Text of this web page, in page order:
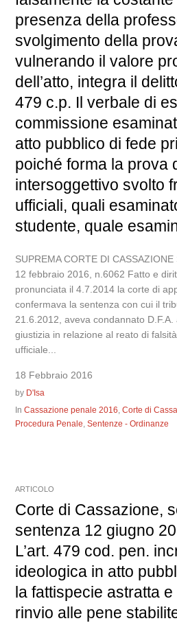
presenza della
svolgimento della
vulnerando il valore
dell’atto, integra il
479 c.p. Il verbale di
commissione
atto pubblico di fede
poiché forma la prova
intersoggettivo svolto
ufficiali, quali
studente, quale
SUPREMA CORTE DI
12 febbraio 2016, n.6062 Fatto e
pronunciata il 4.7.2014 la corte di
confermava la sentenza con cui il
21.6.2012, aveva condannato
giustizia in relazione al reato di
ufficiale...
18 Febbraio 2016
by D'Isa
InCassazione penale 2016,Corte di
Procedura Penale,Sentenze - Ordinanze
ARTICOLO
Corte di Cassazione,
sentenza 12 giugno
L’art. 479 cod. pen.
ideologica in atto
la fattispecie astratta
rinvio alle pene